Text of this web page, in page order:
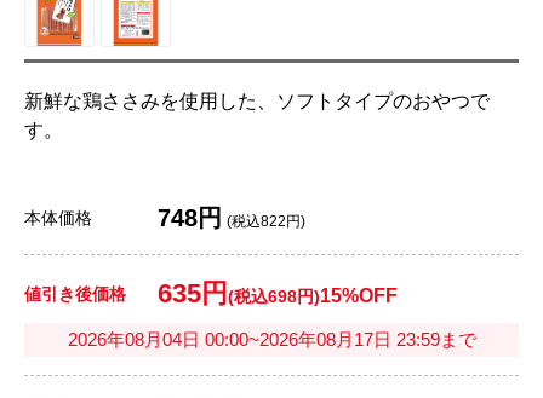
新鮮な鶏ささみを使用した、ソフトタイプのおやつで
す。
本体価格 748円 (税込822円)
値引き後価格 635円 (税込698円)15%OFF
2026年08月04日 00:00~2026年08月17日 23:59まで